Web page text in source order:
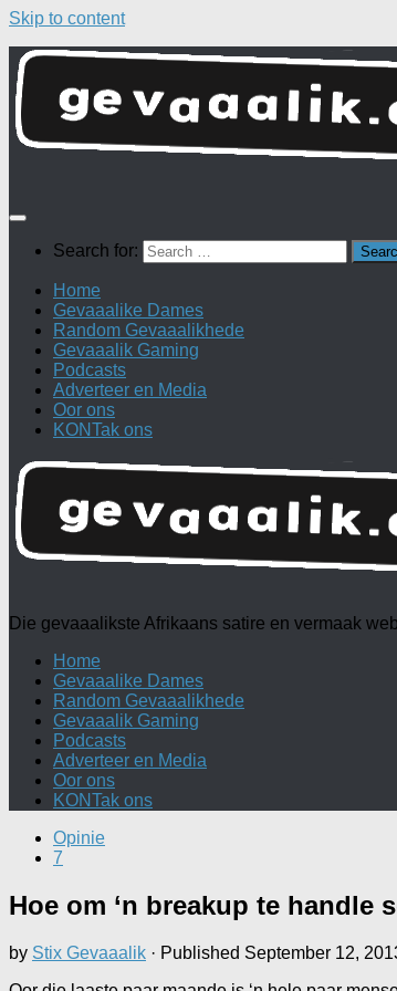
Skip to content
Search for:
Home
Gevaaalike Dames
Random Gevaaalikhede
Gevaaalik Gaming
Podcasts
Adverteer en Media
Oor ons
KONTak ons
Die gevaaalikste Afrikaans satire en vermaak
Home
Gevaaalike Dames
Random Gevaaalikhede
Gevaaalik Gaming
Podcasts
Adverteer en Media
Oor ons
KONTak ons
Opinie
7
Hoe om ‘n breakup te handle
by Stix Gevaaalik · Published September 12,